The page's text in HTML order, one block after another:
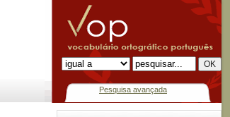
Pesquisa avançada